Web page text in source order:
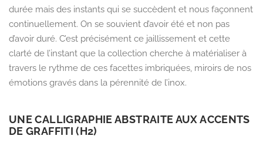
durée mais des instants qui se succèdent et nous façonnent
continuellement. On se souvient d’avoir été et non pas
d’avoir duré. C’est précisément ce jaillissement et cette
clarté de l’instant que la collection cherche à matérialiser à
travers le rythme de ces facettes imbriquées, miroirs de nos
émotions gravés dans la pérennité de l’inox.
UNE CALLIGRAPHIE ABSTRAITE AUX ACCENTS
DE GRAFFITI (H2)